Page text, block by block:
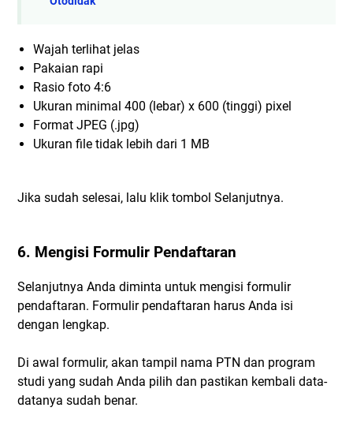
Wajah terlihat jelas
Pakaian rapi
Rasio foto 4:6
Ukuran minimal 400 (lebar) x 600 (tinggi) pixel
Format JPEG (.jpg)
Ukuran file tidak lebih dari 1 MB
Jika sudah selesai, lalu klik tombol Selanjutnya.
6. Mengisi Formulir Pendaftaran
Selanjutnya Anda diminta untuk mengisi formulir
pendaftaran. Formulir pendaftaran harus Anda isi
dengan lengkap.
Di awal formulir, akan tampil nama PTN dan program
studi yang sudah Anda pilih dan pastikan kembali data-
datanya sudah benar.